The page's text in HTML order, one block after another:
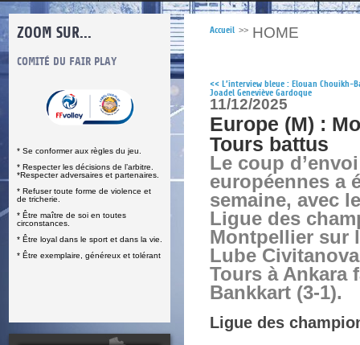
ZOOM SUR...
COMITÉ DU FAIR PLAY
* Se conformer aux règles du jeu.
* Respecter les décisions de l’arbitre.
*Respecter adversaires et partenaires.
* Refuser toute forme de violence et
de tricherie.
* Être maître de soi en toutes
circonstances.
* Être loyal dans le sport et dans la vie.
* Être exemplaire, généreux et tolérant
LUTTE CONTRE LES VIOLENCES
Accueil >> HOME
<< L’interview bleue : Elouan Chouikh-
Joadel Geneviève Gardoque
11/12/2025
Europe (M) :
Tours battus
Le coup
européennes a
semaine, avec
Ligue des
Montpellier sur
Lube
Tours à Ankara
Bankkart (3-1).
Ligue des